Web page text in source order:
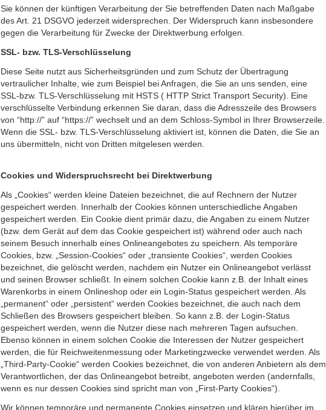
Sie können der künftigen Verarbeitung der Sie betreffenden Daten nach Maßgabe
des Art. 21 DSGVO jederzeit widersprechen. Der Widerspruch kann insbesondere
gegen die Verarbeitung für Zwecke der Direktwerbung erfolgen.
SSL- bzw. TLS-Verschlüsselung
Diese Seite nutzt aus Sicherheitsgründen und zum Schutz der Übertragung
vertraulicher Inhalte, wie zum Beispiel bei Anfragen, die Sie an uns senden, eine
SSL-bzw. TLS-Verschlüsselung mit HSTS ( HTTP Strict Transport Security). Eine
verschlüsselte Verbindung erkennen Sie daran, dass die Adresszeile des Browsers
von “http://” auf “https://” wechselt und an dem Schloss-Symbol in Ihrer Browserzeile.
Wenn die SSL- bzw. TLS-Verschlüsselung aktiviert ist, können die Daten, die Sie an
uns übermitteln, nicht von Dritten mitgelesen werden.
Cookies und Widerspruchsrecht bei Direktwerbung
Als „Cookies“ werden kleine Dateien bezeichnet, die auf Rechnern der Nutzer
gespeichert werden. Innerhalb der Cookies können unterschiedliche Angaben
gespeichert werden. Ein Cookie dient primär dazu, die Angaben zu einem Nutzer
(bzw. dem Gerät auf dem das Cookie gespeichert ist) während oder auch nach
seinem Besuch innerhalb eines Onlineangebotes zu speichern. Als temporäre
Cookies, bzw. „Session-Cookies“ oder „transiente Cookies“, werden Cookies
bezeichnet, die gelöscht werden, nachdem ein Nutzer ein Onlineangebot verlässt
und seinen Browser schließt. In einem solchen Cookie kann z.B. der Inhalt eines
Warenkorbs in einem Onlineshop oder ein Login-Status gespeichert werden. Als
„permanent“ oder „persistent“ werden Cookies bezeichnet, die auch nach dem
Schließen des Browsers gespeichert bleiben. So kann z.B. der Login-Status
gespeichert werden, wenn die Nutzer diese nach mehreren Tagen aufsuchen.
Ebenso können in einem solchen Cookie die Interessen der Nutzer gespeichert
werden, die für Reichweitenmessung oder Marketingzwecke verwendet werden. Als
„Third-Party-Cookie“ werden Cookies bezeichnet, die von anderen Anbietern als dem
Verantwortlichen, der das Onlineangebot betreibt, angeboten werden (andernfalls,
wenn es nur dessen Cookies sind spricht man von „First-Party Cookies“).
Wir können temporäre und permanente Cookies einsetzen und klären hierüber im